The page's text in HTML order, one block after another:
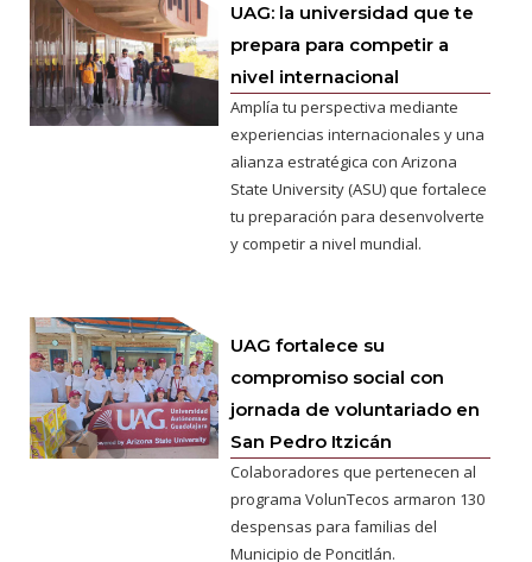
UAG: la universidad que te
prepara para competir a
nivel internacional
Amplía tu perspectiva mediante
experiencias internacionales y una
alianza estratégica con Arizona
State University (ASU) que fortalece
tu preparación para desenvolverte
y competir a nivel mundial.
UAG fortalece su
compromiso social con
jornada de voluntariado en
San Pedro Itzicán
Colaboradores que pertenecen al
programa VolunTecos armaron 130
despensas para familias del
Municipio de Poncitlán.